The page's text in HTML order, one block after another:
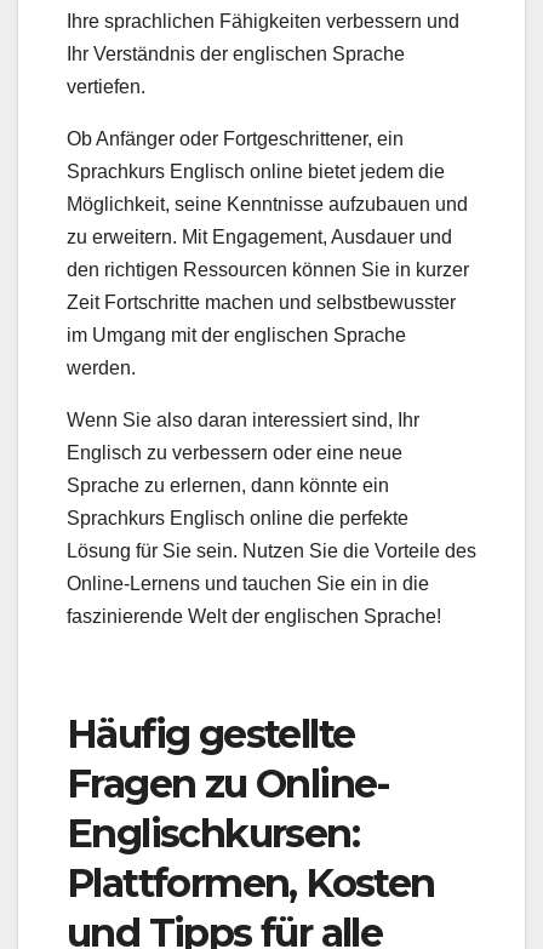
Ihre sprachlichen Fähigkeiten verbessern und
Ihr Verständnis der englischen Sprache
vertiefen.
Ob Anfänger oder Fortgeschrittener, ein
Sprachkurs Englisch online bietet jedem die
Möglichkeit, seine Kenntnisse aufzubauen und
zu erweitern. Mit Engagement, Ausdauer und
den richtigen Ressourcen können Sie in kurzer
Zeit Fortschritte machen und selbstbewusster
im Umgang mit der englischen Sprache
werden.
Wenn Sie also daran interessiert sind, Ihr
Englisch zu verbessern oder eine neue
Sprache zu erlernen, dann könnte ein
Sprachkurs Englisch online die perfekte
Lösung für Sie sein. Nutzen Sie die Vorteile des
Online-Lernens und tauchen Sie ein in die
faszinierende Welt der englischen Sprache!
Häufig gestellte
Fragen zu Online-
Englischkursen:
Plattformen, Kosten
und Tipps für alle